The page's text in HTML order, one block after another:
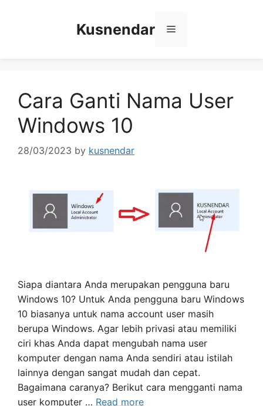
Kusnendar Menu
Cara Ganti Nama User
Windows 10
28/03/2023 by kusnendar
Siapa diantara Anda merupakan pengguna baru
Windows 10? Untuk Anda pengguna baru Windows
10 biasanya untuk nama account user masih
berupa Windows. Agar lebih privasi atau memiliki
ciri khas Anda dapat mengubah nama user
komputer dengan nama Anda sendiri atau istilah
lainnya dengan sangat mudah dan cepat.
Bagaimana caranya? Berikut cara mengganti nama
user komputer … Read more